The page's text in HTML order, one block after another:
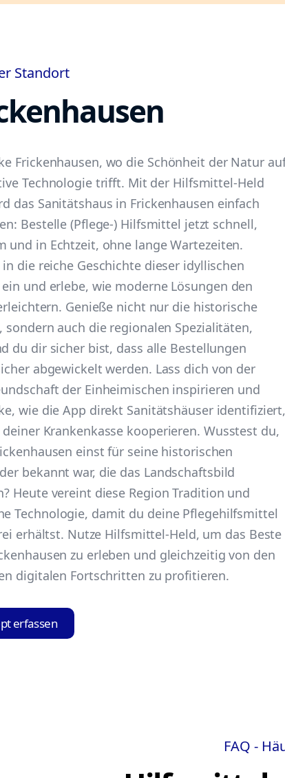
Standort
Frickenhausen, wo die Schönheit der Natur
Technologie trifft. Mit der Hilfsmittel-Held
das Sanitätshaus in Frickenhausen einfach
Bestelle (Pflege-) Hilfsmittel jetzt schnell,
und in Echtzeit, ohne lange Wartezeiten.
in die reiche Geschichte dieser idyllischen
ein und erlebe, wie moderne Lösungen den
Genieße nicht nur die historische
sondern auch die regionalen Spezialitäten,
du dir sicher bist, dass alle Bestellungen
abgewickelt werden. Lass dich von der
der Einheimischen inspirieren und
wie die App direkt Sanitätshäuser identifiziert,
Krankenkasse kooperieren. Wusstest du,
einst für seine historischen
bekannt war, die das Landschaftsbild
Heute vereint diese Region Tradition und
Technologie, damit du deine Pflegehilfsmittel
erhältst. Nutze Hilfsmittel-Held, um das Beste
zu erleben und gleichzeitig von den
digitalen Fortschritten zu profitieren.
erfassen
FAQ -